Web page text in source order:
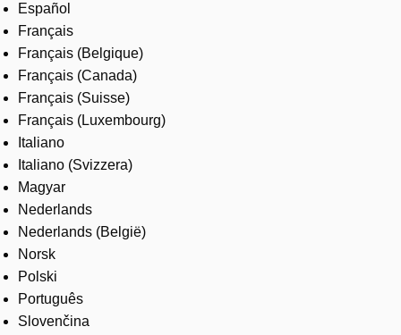
Español
Français
Français (Belgique)
Français (Canada)
Français (Suisse)
Français (Luxembourg)
Italiano
Italiano (Svizzera)
Magyar
Nederlands
Nederlands (België)
Norsk
Polski
Português
Slovenčina